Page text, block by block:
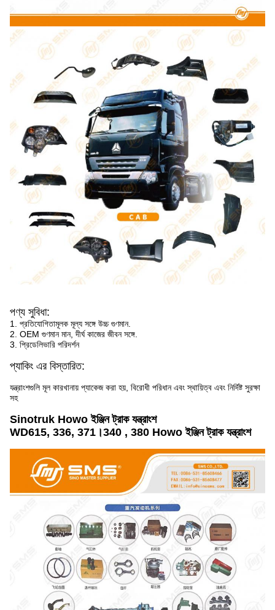
পণ্য সুবিধা:
1. প্রতিযোগিতামূলক মূল্য সঙ্গে উচ্চ গুণমান.
2. OEM গুণমান মান, দীর্ঘ কাজের জীবন সঙ্গে.
3. প্রিডেলিভারি পরিদর্শন
প্যাকিং এর বিস্তারিত:
যন্ত্রাংশগুলি মূল কারখানায় প্যাকেজ করা হয়, বিরোধী পরিধান এবং স্থায়িত্ব এবং নির্দিষ্ট সুরক্ষা
সহ
Sinotruk Howo ইঞ্জিন ট্রাক যন্ত্রাংশ
WD615, 336, 371।340 , 380 Howo ইঞ্জিন ট্রাক যন্ত্রাংশ